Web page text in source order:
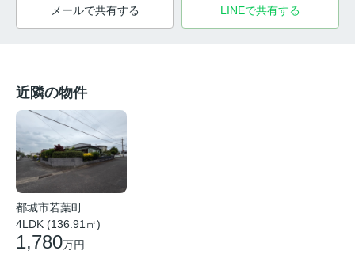
メールで共有する LINEで共有する
近隣の物件
都城市若葉町
4LDK (136.91㎡)
1,780万円